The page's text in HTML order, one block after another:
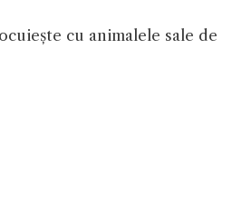
cu animalele sale de